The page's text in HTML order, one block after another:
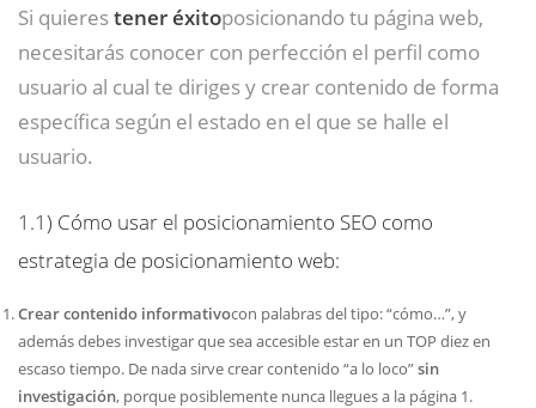
Si quierestener éxitoposicionando tu página web,
necesitarás conocer con perfección el perfil como
usuario al cual te diriges y crear contenido de forma
específica según el estado en el que se halle el
usuario.
1.1) Cómo usar el posicionamiento SEO como
estrategia de posicionamiento web:
Crear contenido informativocon palabras del tipo: “cómo…”, y
además debes investigar que sea accesible estar en un TOP diez en
escaso tiempo. De nada sirve crear contenido “a lo loco”sin
investigación, porque posiblemente nunca llegues a la página 1.